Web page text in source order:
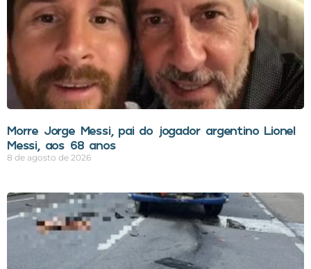
Morre Jorge Messi, pai do jogador argentino Lionel
Messi, aos 68 anos
8 de agosto de 2026